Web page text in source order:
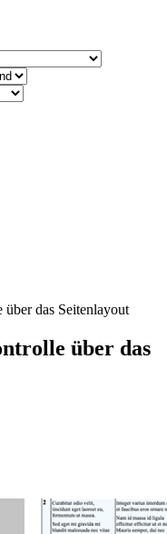
das Seitenlayout
über das